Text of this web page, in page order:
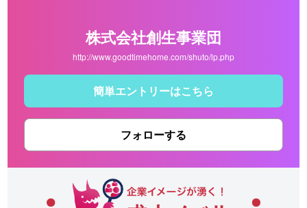
株式会社創生事業団
http://www.goodtimehome.com/shuto/lp.php
簡単エントリーはこちら
フォローする